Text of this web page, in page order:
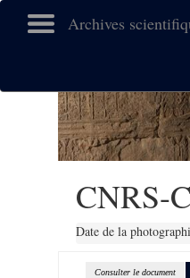
Archives
CNRS-
Date de la
Consulter le document